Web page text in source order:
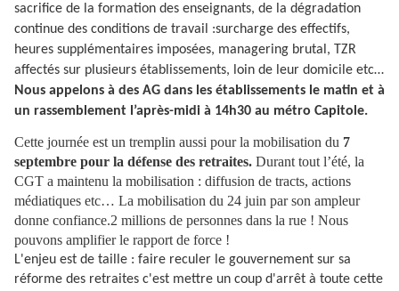
sacrifice de la formation des enseignants, de la dégradation
continue des conditions de travail :surcharge des effectifs,
heures supplémentaires imposées, managering brutal, TZR
affectés sur plusieurs établissements, loin de leur domicile etc…
Nous appelons à des AG dans les établissements le matin et à
un rassemblement l’après-midi à 14h30 au métro Capitole.
Cette journée est un tremplin aussi pour la mobilisation du 7
septembre pour la défense des retraites. Durant tout l’été, la
CGT a maintenu la mobilisation : diffusion de tracts, actions
médiatiques etc… La mobilisation du 24 juin par son ampleur
donne confiance.2 millions de personnes dans la rue ! Nous
pouvons amplifier le rapport de force !
L'enjeu est de taille : faire reculer le gouvernement sur sa
réforme des retraites c'est mettre un coup d'arrêt à toute cette